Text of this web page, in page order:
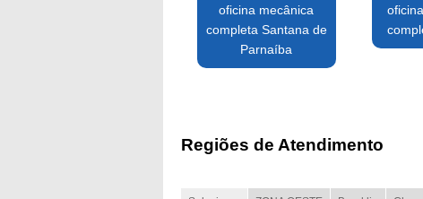
oficina mecânica
completa Santana de
Parnaíba
Regiões de Atendimento